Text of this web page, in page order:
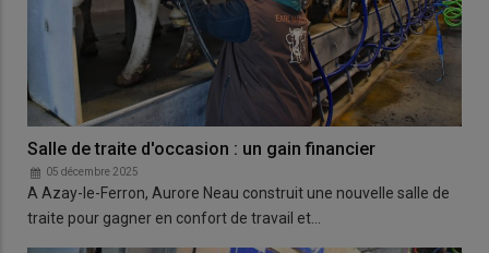
Salle de traite d'occasion : un gain financier
05 décembre 2025
A Azay-le-Ferron, Aurore Neau construit une nouvelle salle de
traite pour gagner en confort de travail et…